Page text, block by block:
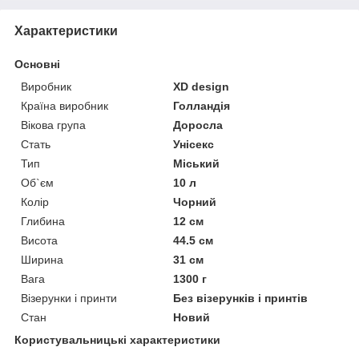
Характеристики
Основні
Виробник
XD design
Країна виробник
Голландія
Вікова група
Доросла
Стать
Унісекс
Тип
Міський
Об`єм
10 л
Колір
Чорний
Глибина
12 см
Висота
44.5 см
Ширина
31 см
Вага
1300 г
Візерунки і принти
Без візерунків і принтів
Стан
Новий
Користувальницькі характеристики